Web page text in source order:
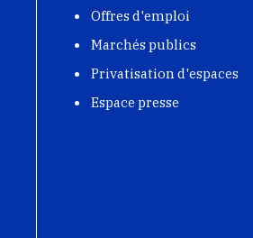
Offres d'emploi
Marchés publics
Privatisation d'espaces
Espace presse